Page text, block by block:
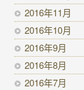
2016年11月
2016年10月
2016年9月
2016年8月
2016年7月